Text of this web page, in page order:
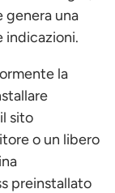
genera una
indicazioni.
la
sito
o un libero
preinstallato